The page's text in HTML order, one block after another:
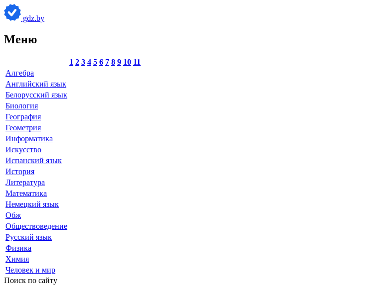
gdz.by
Меню
1 2 3 4 5 6 7 8 9 10 11
Алгебра
Английский язык
Белорусский язык
Биология
География
Геометрия
Информатика
Искусство
Испанский язык
История
Литература
Математика
Немецкий язык
Обж
Обществоведение
Русский язык
Физика
Химия
Человек и мир
Поиск по сайту